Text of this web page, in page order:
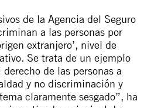
de la Agencia del Seguro
a las personas por
extranjero’, nivel de
Se trata de un ejemplo
de las personas a
y no discriminación y
claramente sesgado”, ha